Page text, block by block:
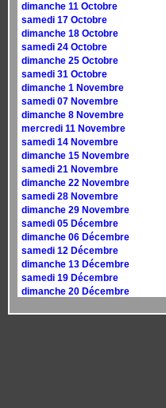
dimanche 11 Octobre
samedi 17 Octobre
dimanche 18 Octobre
samedi 24 Octobre
dimanche 25 Octobre
samedi 31 Octobre
dimanche 1 Novembre
samedi 07 Novembre
dimanche 8 Novembre
mercredi 11 Novembre
samedi 14 Novembre
dimanche 15 Novembre
samedi 21 Novembre
dimanche 22 Novembre
samedi 28 Novembre
dimanche 29 Novembre
samedi 05 Décembre
dimanche 06 Décembre
samedi 12 Décembre
dimanche 13 Décembre
samedi 19 Décembre
dimanche 20 Décembre